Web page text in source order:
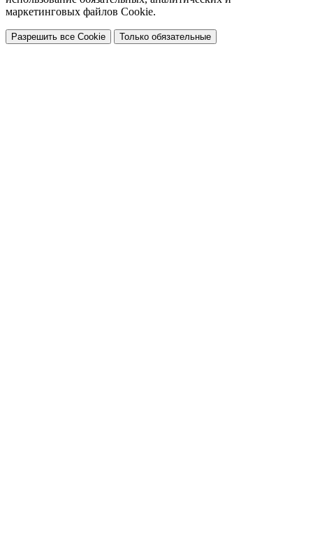
маркетинговых файлов Cookie.
Разрешить все Cookie Только обязательные